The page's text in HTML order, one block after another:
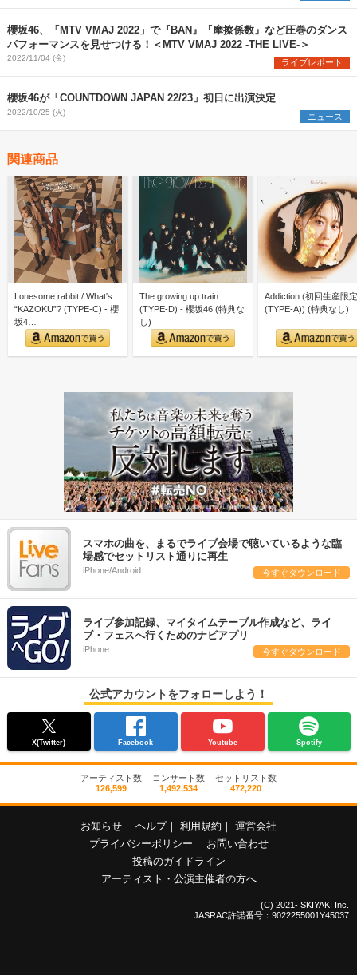
櫻坂46、「MTV VMAJ 2022」で『BAN』『摩擦係数』など圧巻のダンス
パフォーマンスを見せつける！＜MTV VMAJ 2022 -THE LIVE-＞
2022/11/04 (金) ライブレポート
櫻坂46が「COUNTDOWN JAPAN 22/23」初日に出演決定
2022/10/25 (火) ニュース
関連商品
Lonesome rabbit / What's
“KAZOKU”? (TYPE-C) - 櫻
坂4…
The growing up train
(TYPE-D) - 櫻坂46 (特典な
し)
Addiction (初回生産限
(TYPE-A)) (特典なし)
スマホの曲を、まるでライブ会場で聴いているような臨
場感でセットリスト通りに再生
iPhone/Android 今すぐダウンロード
ライブ参加記録、マイタイムテーブル作成など、ライ
ブ・フェスへ行くためのナビアプリ
iPhone 今すぐダウンロード
公式アカウントをフォローしよう！
X(Twitter) Facebook Youtube Spotify
アーティスト数
126,599
コンサート数
1,492,534
セットリスト数
472,220
お知らせ ｜ ヘルプ｜ 利用規約 ｜ 運営会社
プライバシーポリシー ｜
お問い合わせ
投稿のガイドライン
アーティスト・公演主催者の方へ
(C) 2021- SKIYAKI Inc.
JASRAC許諾番号：9022255001Y45037